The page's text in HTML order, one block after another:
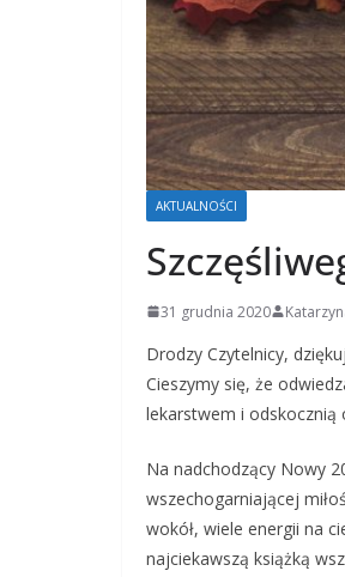
AKTUALNOŚCI
31 grudnia 2020
Drodzy Czytelnicy,
Cieszymy się, że
lekarstwem i odskocznią
Na nadchodzący Nowy
wszechogarniającej
wokół, wiele energii na
najciekawszą książką